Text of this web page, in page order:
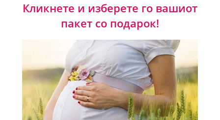
Кликнете и изберете го вашиот
пакет со подарок!